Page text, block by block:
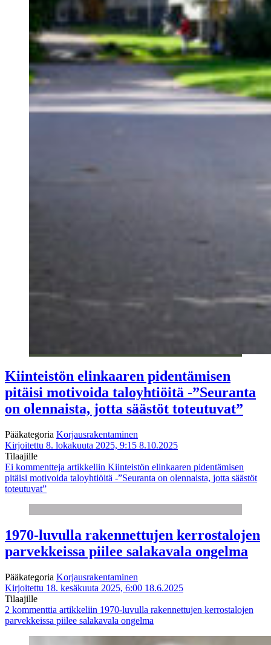
Kiinteistön elinkaaren pidentämisen
pitäisi motivoida taloyhtiöitä -”Seuranta
on olennaista, jotta säästöt toteutuvat”
Pääkategoria Korjausrakentaminen
Kirjoitettu 8. lokakuuta 2025, 9:15 8.10.2025
Tilaajille
Ei kommentteja artikkeliin Kiinteistön elinkaaren pidentämisen
pitäisi motivoida taloyhtiöitä -”Seuranta on olennaista, jotta säästöt
toteutuvat”
1970-luvulla rakennettujen kerrostalojen
parvekkeissa piilee salakavala ongelma
Pääkategoria Korjausrakentaminen
Kirjoitettu 18. kesäkuuta 2025, 6:00 18.6.2025
Tilaajille
2 kommenttia artikkeliin 1970-luvulla rakennettujen kerrostalojen
parvekkeissa piilee salakavala ongelma